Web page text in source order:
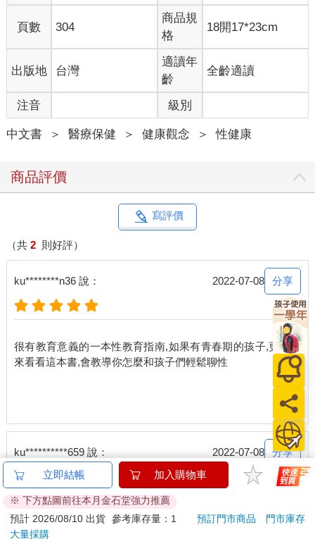
頁數 304
商品規
格
18開17*23cm
出版地 台灣
適讀年
齡
全齡適讀
注音 級別
中文書 ＞ 醫療保健 ＞ 健康觀念 ＞ 性健康
商品評價
寫評價
（共 2 則好評）
ku********n36 說： 2022-07-08 分享
很有教育意義的一本性教育指南,如果有青春期的孩子,更應該
來看看這本書,會教導你怎麼和孩子們輕鬆聊性
ku**********659 說： 2022-07-08 分享
爸媽都該讀的實用教科書,在陪伴孩子成長的路上性教育不在
立即結帳 加入購物車
※ 下方點圖前往本月金石堂強力推薦
預計 2026/08/10 出貨 參考庫存量：1 預訂門市商品
門市庫存
大量採購